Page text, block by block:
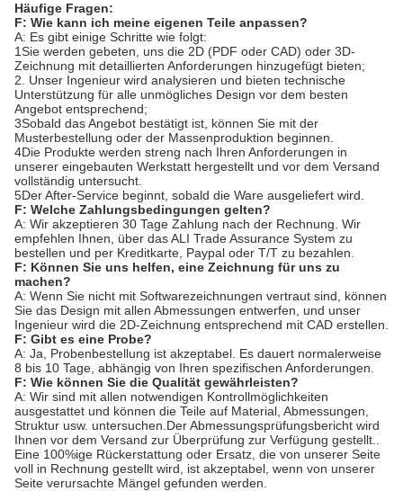
Häufige Fragen:
F: Wie kann ich meine eigenen Teile anpassen?
A: Es gibt einige Schritte wie folgt:
1Sie werden gebeten, uns die 2D (PDF oder CAD) oder 3D-
Zeichnung mit detaillierten Anforderungen hinzugefügt bieten;
2. Unser Ingenieur wird analysieren und bieten technische
Unterstützung für alle unmögliches Design vor dem besten
Angebot entsprechend;
3Sobald das Angebot bestätigt ist, können Sie mit der
Musterbestellung oder der Massenproduktion beginnen.
4Die Produkte werden streng nach Ihren Anforderungen in
unserer eingebauten Werkstatt hergestellt und vor dem Versand
vollständig untersucht.
5Der After-Service beginnt, sobald die Ware ausgeliefert wird.
F: Welche Zahlungsbedingungen gelten?
A: Wir akzeptieren 30 Tage Zahlung nach der Rechnung. Wir
empfehlen Ihnen, über das ALI Trade Assurance System zu
bestellen und per Kreditkarte, Paypal oder T/T zu bezahlen.
F: Können Sie uns helfen, eine Zeichnung für uns zu
machen?
A: Wenn Sie nicht mit Softwarezeichnungen vertraut sind, können
Sie das Design mit allen Abmessungen entwerfen, und unser
Ingenieur wird die 2D-Zeichnung entsprechend mit CAD erstellen.
F: Gibt es eine Probe?
A: Ja, Probenbestellung ist akzeptabel. Es dauert normalerweise
8 bis 10 Tage, abhängig von Ihren spezifischen Anforderungen.
F: Wie können Sie die Qualität gewährleisten?
A: Wir sind mit allen notwendigen Kontrollmöglichkeiten
ausgestattet und können die Teile auf Material, Abmessungen,
Struktur usw. untersuchen.Der Abmessungsprüfungsbericht wird
Ihnen vor dem Versand zur Überprüfung zur Verfügung gestellt..
Eine 100%ige Rückerstattung oder Ersatz, die von unserer Seite
voll in Rechnung gestellt wird, ist akzeptabel, wenn von unserer
Seite verursachte Mängel gefunden werden.